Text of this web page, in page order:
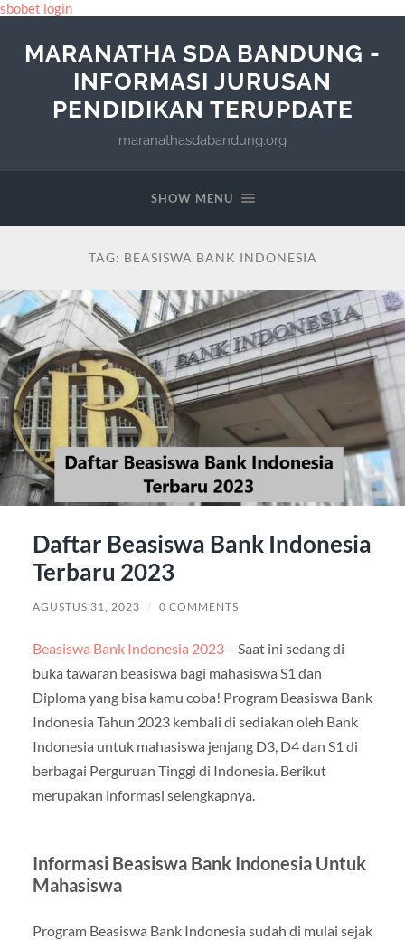
sbobet login
MARANATHA SDA BANDUNG -
INFORMASI JURUSAN
PENDIDIKAN TERUPDATE
maranathasdabandung.org
SHOW MENU
TAG: BEASISWA BANK INDONESIA
Daftar Beasiswa Bank Indonesia
Terbaru 2023
AGUSTUS 31, 2023 / 0 COMMENTS
Beasiswa Bank Indonesia 2023– Saat ini sedang di
buka tawaran beasiswa bagi mahasiswa S1 dan
Diploma yang bisa kamu coba! Program Beasiswa Bank
Indonesia Tahun 2023 kembali di sediakan oleh Bank
Indonesia untuk mahasiswa jenjang D3, D4 dan S1 di
berbagai Perguruan Tinggi di Indonesia. Berikut
merupakan informasi selengkapnya.
Informasi Beasiswa Bank Indonesia Untuk
Mahasiswa
Program Beasiswa Bank Indonesia sudah di mulai sejak